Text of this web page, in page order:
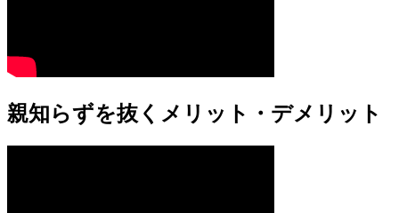
親知らずを抜くメリット・デメリット